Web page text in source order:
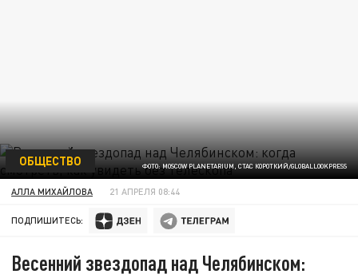
ФОТО: MOSCOW PLANETARIUM, СТАС КОРОТКИЙ/GLOBALLOOKPRESS
ОБЩЕСТВО
АЛЛА МИХАЙЛОВА 21 АПРЕЛЯ 08:44
ПОДПИШИТЕСЬ:
Весенний звездопад над Челябинском: